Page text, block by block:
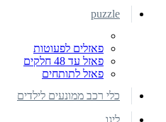
puzzle
פאזלים לפעוטות
פאזל עד 48 חלקים
פאזל לתותחים
כלי רכב ממונעים לילדים
ליגו